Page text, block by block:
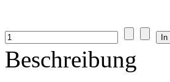
Beschreibung